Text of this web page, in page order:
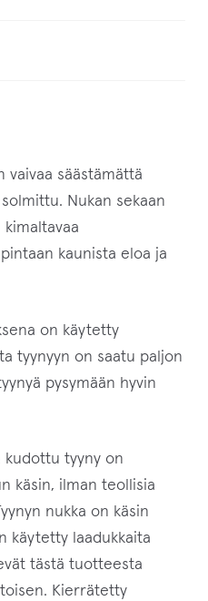
vaivaa säästämättä
Nukan sekaan
kaunista eloa ja
on käytetty
tyynyyn on saatu paljon
pysymään hyvin
kudottu tyyny on
käsin, ilman teollisia
nukka on käsin
käytetty laadukkaita
tästä tuotteesta
Kierrätetty